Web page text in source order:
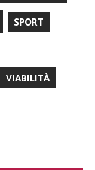
SPORT
VIABILITÀ